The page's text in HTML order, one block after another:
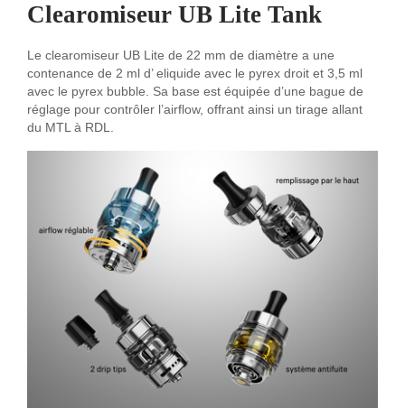
Clearomiseur UB Lite Tank
Le clearomiseur UB Lite de 22 mm de diamètre a une
contenance de 2 ml d’ eliquide avec le pyrex droit et 3,5 ml
avec le pyrex bubble. Sa base est équipée d’une bague de
réglage pour contrôler l’airflow, offrant ainsi un tirage allant
du MTL à RDL.